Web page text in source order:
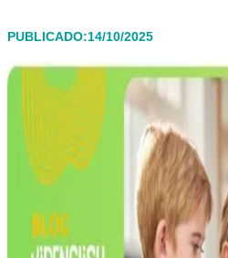
PUBLICADO:14/10/2025